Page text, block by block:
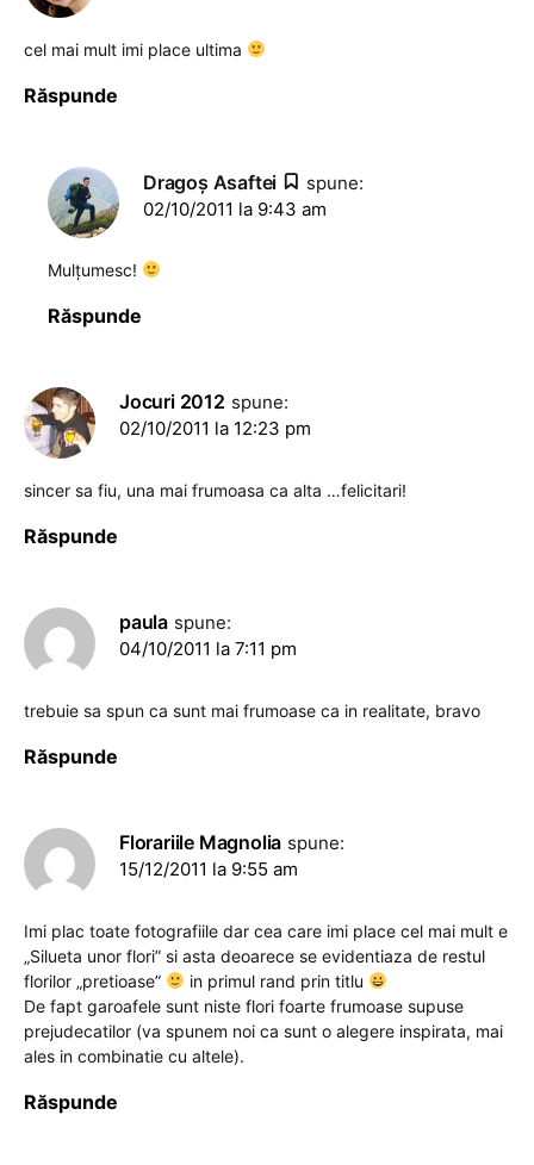
cel mai mult imi place ultima
Răspunde
Dragoş Asaftei
spune:
02/10/2011 la 9:43 am
Mulțumesc!
Răspunde
Jocuri 2012 spune:
02/10/2011 la 12:23 pm
sincer sa fiu, una mai frumoasa ca alta …felicitari!
Răspunde
paula spune:
04/10/2011 la 7:11 pm
trebuie sa spun ca sunt mai frumoase ca in realitate, bravo
Răspunde
Florariile Magnolia spune:
15/12/2011 la 9:55 am
Imi plac toate fotografiile dar cea care imi place cel mai mult e
„Silueta unor flori” si asta deoarece se evidentiaza de restul
florilor „pretioase”
in primul rand prin titlu
De fapt garoafele sunt niste flori foarte frumoase supuse
prejudecatilor (va spunem noi ca sunt o alegere inspirata, mai
ales in combinatie cu altele).
Răspunde